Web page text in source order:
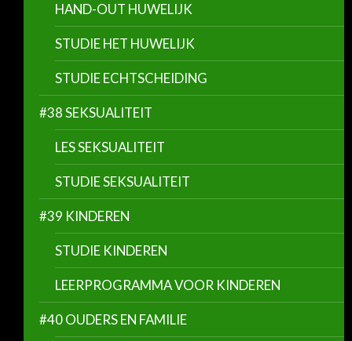
HAND-OUT HUWELIJK
STUDIE HET HUWELIJK
STUDIE ECHTSCHEIDING
#38 SEKSUALITEIT
LES SEKSUALITEIT
STUDIE SEKSUALITEIT
#39 KINDEREN
STUDIE KINDEREN
LEERPROGRAMMA VOOR KINDEREN
#40 OUDERS EN FAMILIE